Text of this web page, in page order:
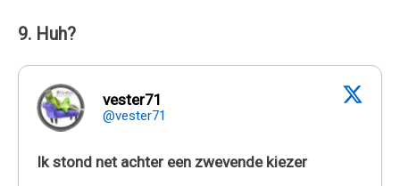
9. Huh?
vester71
@vester71
Ik stond net achter een zwevende kiezer